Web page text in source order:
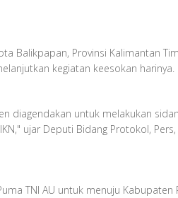
Balikpapan, Provinsi Kalimantan
kegiatan keesokan harinya.
diagendakan untuk melakukan
ujar Deputi Bidang Protokol,
TNI AU untuk menuju Kabupaten